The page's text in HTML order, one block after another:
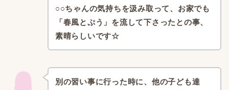
○○ちゃんの気持ちを汲み取って、 お家でも
「春風とぷう」を流して下さったとの事、
素晴らしいです☆
別の習い事に行った時に、 他の子ども達